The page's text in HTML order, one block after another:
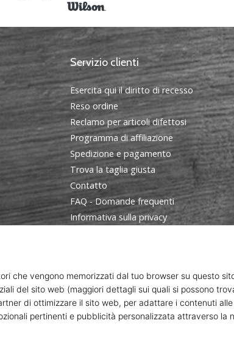
Servizio clienti
Esercita qui il diritto di recesso
Reso ordine
Reclamo per articoli difettosi
Programma di affiliazione
Spedizione e pagamento
Trova la taglia giusta
Contatto
FAQ - Domande frequenti
Informativa sulla privacy
třída 1666/106, Brno, 614 00 codice fiscale: CZ29213291
2010 – 2026
WePlayVolleyball.it